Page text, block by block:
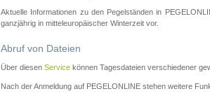
Aktuelle Informationen zu den Pegelständen in
ganzjährig in mitteleuropäischer Winterzeit vor.
Abruf von Dateien
Über diesen Service können Tagesdateien verschiedener
Nach der Anmeldung auf PEGELONLINE stehen weitere